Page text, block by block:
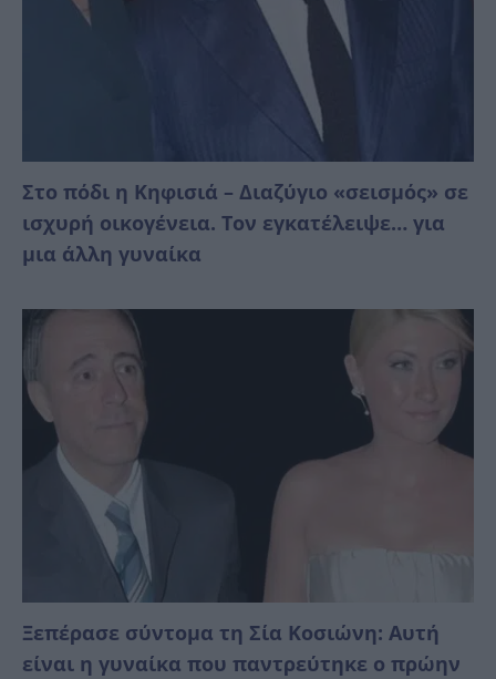
Στο πόδι η Κηφισιά – Διαζύγιο «σεισμός» σε
ισχυρή οικογένεια. Τον εγκατέλειψε… για
μια άλλη γυναίκα
Ξεπέρασε σύντομα τη Σία Κοσιώνη: Αυτή
είναι η γυναίκα που παντρεύτηκε ο πρώην